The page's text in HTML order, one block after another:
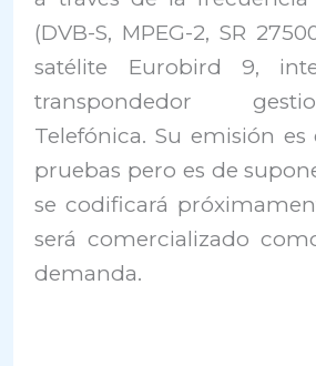
(DVB-S, MPEG-2, SR
satélite Eurobird 9,
transpondedor
Telefónica. Su emisión
pruebas pero es de
se codificará
será comercializado
demanda.